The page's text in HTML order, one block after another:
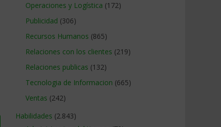
Operaciones y Logística (172)
Publicidad (306)
Recursos Humanos (865)
Relaciones con los clientes (219)
Relaciones publicas (132)
Tecnologia de Informacion (665)
Ventas (242)
Habilidades (2.843)